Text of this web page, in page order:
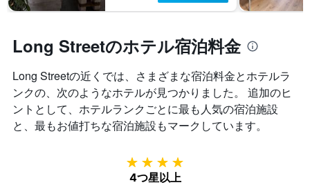
Long Streetのホテル宿泊料金
Long Streetの近くでは、さまざまな宿泊料金とホテルラ
ンクの、次のようなホテルが見つかりました。 追加のヒ
ントとして、ホテルランクごとに最も人気の宿泊施設
と、最もお値打ちな宿泊施設もマークしています。
4つ星
4つ星以上